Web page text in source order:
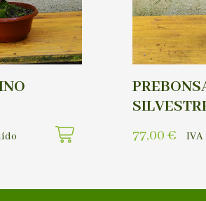
77,00 €